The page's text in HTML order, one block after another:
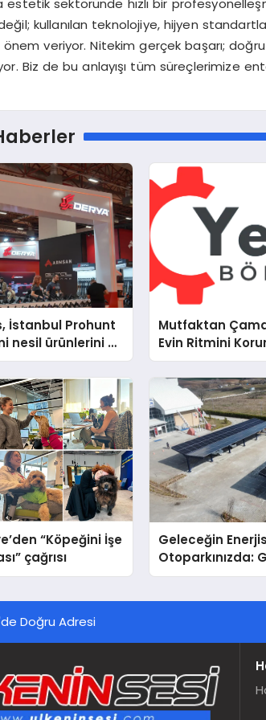
estetik sektöründe hızlı bir
kullanılan teknolojiye, hijyen
veriyor. Nitekim gerçek başarı;
Biz de bu anlayışı tüm süreçlerimize
İstanbul Prohunt
nesil ürünlerini ve
vizyonunu
Mutfaktan
Evin Ritmini
Cihazlarında
Destek Deneyimi
“Köpeğini İşe
çağrısı
Geleceğin
Otoparkınızda:
Carport (Solar
Doğru Adresi